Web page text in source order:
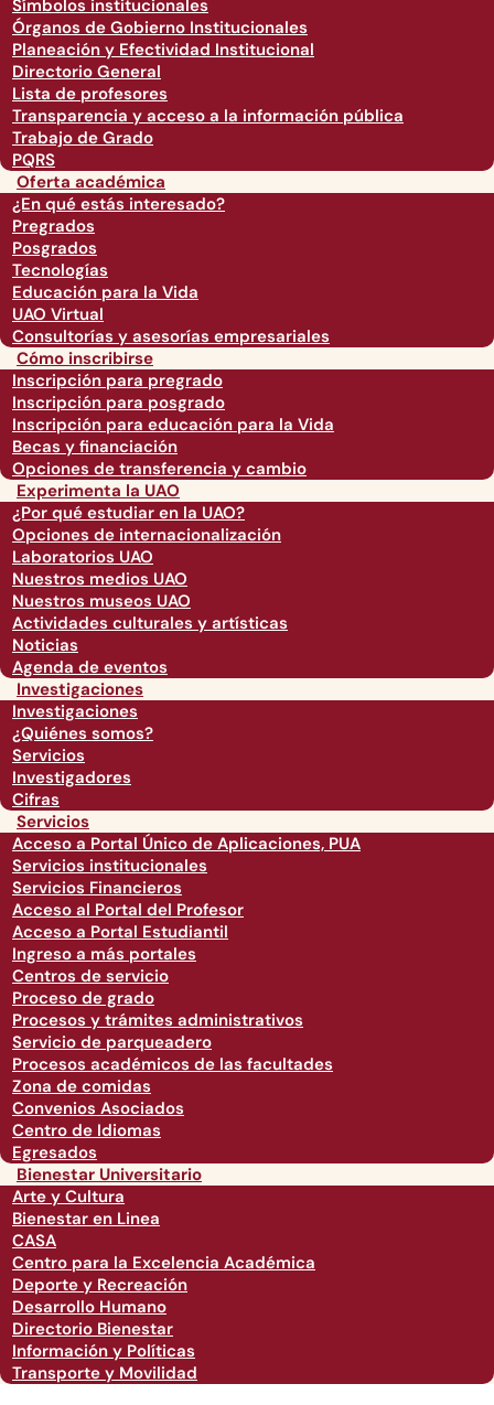
Símbolos institucionales
Órganos de Gobierno Institucionales
Planeación y Efectividad Institucional
Directorio General
Lista de profesores
Transparencia y acceso a la información pública
Trabajo de Grado
PQRS
Oferta académica
¿En qué estás interesado?
Pregrados
Posgrados
Tecnologías
Educación para la Vida
UAO Virtual
Consultorías y asesorías empresariales
Cómo inscribirse
Inscripción para pregrado
Inscripción para posgrado
Inscripción para educación para la Vida
Becas y financiación
Opciones de transferencia y cambio
Experimenta la UAO
¿Por qué estudiar en la UAO?
Opciones de internacionalización
Laboratorios UAO
Nuestros medios UAO
Nuestros museos UAO
Actividades culturales y artísticas
Noticias
Agenda de eventos
Investigaciones
Investigaciones
¿Quiénes somos?
Servicios
Investigadores
Cifras
Servicios
Acceso a Portal Único de Aplicaciones, PUA
Servicios institucionales
Servicios Financieros
Acceso al Portal del Profesor
Acceso a Portal Estudiantil
Ingreso a más portales
Centros de servicio
Proceso de grado
Procesos y trámites administrativos
Servicio de parqueadero
Procesos académicos de las facultades
Zona de comidas
Convenios Asociados
Centro de Idiomas
Egresados
Bienestar Universitario
Arte y Cultura
Bienestar en Linea
CASA
Centro para la Excelencia Académica
Deporte y Recreación
Desarrollo Humano
Directorio Bienestar
Información y Políticas
Transporte y Movilidad